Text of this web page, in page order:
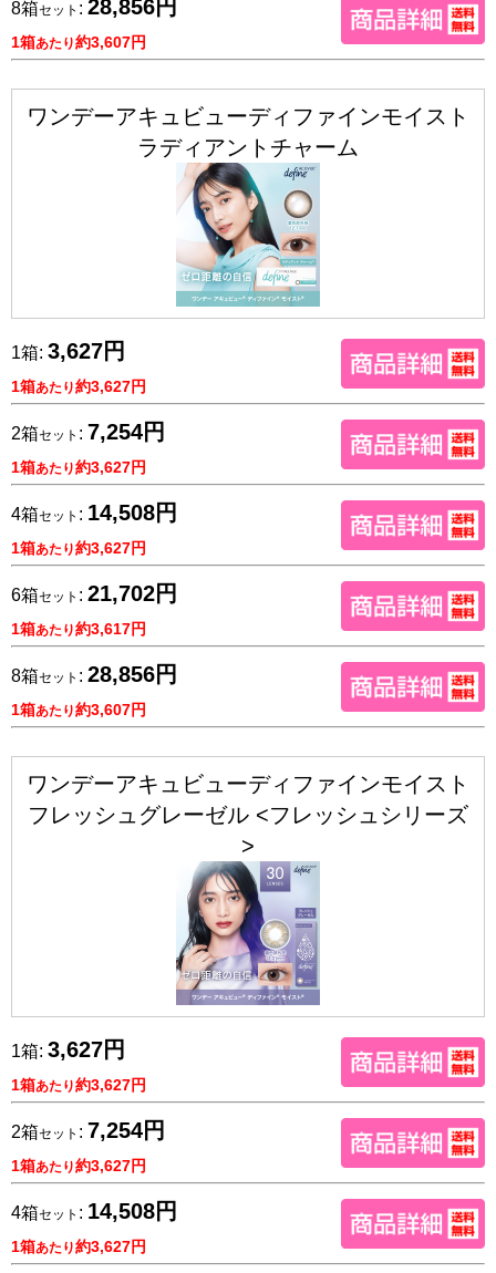
8箱セット : 28,856円
1箱あたり約3,607円
ワンデーアキュビューディファインモイスト
ラディアントチャーム
1箱: 3,627円
1箱あたり約3,627円
2箱セット : 7,254円
1箱あたり約3,627円
4箱セット : 14,508円
1箱あたり約3,627円
6箱セット : 21,702円
1箱あたり約3,617円
8箱セット : 28,856円
1箱あたり約3,607円
ワンデーアキュビューディファインモイスト
フレッシュグレーゼル <フレッシュシリーズ
>
1箱: 3,627円
1箱あたり約3,627円
2箱セット : 7,254円
1箱あたり約3,627円
4箱セット : 14,508円
1箱あたり約3,627円